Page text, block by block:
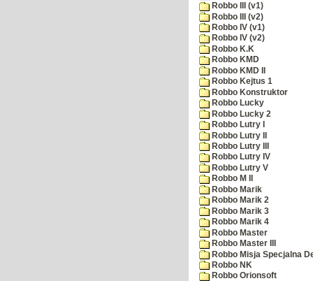
Robbo III (v1)
Robbo III (v2)
Robbo IV (v1)
Robbo IV (v2)
Robbo K.K
Robbo KMD
Robbo KMD II
Robbo Kejtus 1
Robbo Konstruktor
Robbo Lucky
Robbo Lucky 2
Robbo Lutry I
Robbo Lutry II
Robbo Lutry III
Robbo Lutry IV
Robbo Lutry V
Robbo M II
Robbo Marik
Robbo Marik 2
Robbo Marik 3
Robbo Marik 4
Robbo Master
Robbo Master III
Robbo Misja Specjalna
Robbo NK
Robbo Orionsoft